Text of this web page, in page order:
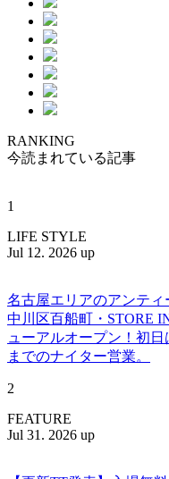
RANKING
今読まれている記事
1
LIFE STYLE
Jul 12. 2026 up
名古屋エリアのアンティ
中川区百船町・STORE
ューアルオープン！初
までのナイター営業。
2
FEATURE
Jul 31. 2026 up